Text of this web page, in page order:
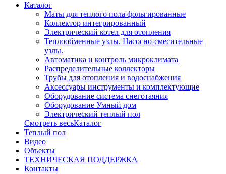
Каталог
Маты для теплого пола фольгированные
Коллектор интегрированный
Электрический котел для отопления
Теплообменные узлы. Насосно-смесительные
узлы.
Автоматика и контроль микроклимата
Распределительные коллекторы
Трубы для отопления и водоснабжения
Аксессуары инструменты и комплектующие
Оборудование система снеготаяния
Оборудование Умный дом
Электрический теплый пол
Смотреть весьКаталог
Теплый пол
Видео
Объекты
ТЕХНИЧЕСКАЯ ПОДДЕРЖКА
Контакты